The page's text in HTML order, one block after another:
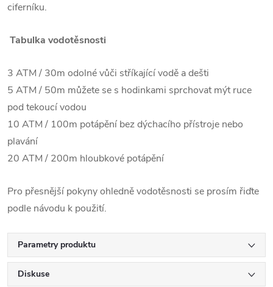
ciferníku.
Tabulka vodotěsnosti
3 ATM / 30m odolné vůči stříkající vodě a dešti
5 ATM / 50m můžete se s hodinkami sprchovat mýt ruce
pod tekoucí vodou
10 ATM / 100m potápění bez dýchacího přístroje nebo
plavání
20 ATM / 200m hloubkové potápění
Pro přesnější pokyny ohledně vodotěsnosti se prosím řiďte
podle návodu k použití.
Parametry produktu
Diskuse